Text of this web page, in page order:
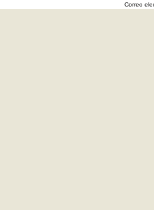
Correo